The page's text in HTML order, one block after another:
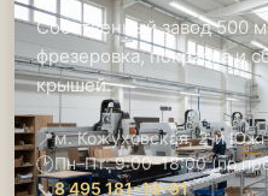
Собственный завод 500
фрезеровка, покраска и
крышей.
📍м. Кожуховская, 2-й
🕑Пн–Пт: 9:00–18:00 (по
📞8 495 181-19-91